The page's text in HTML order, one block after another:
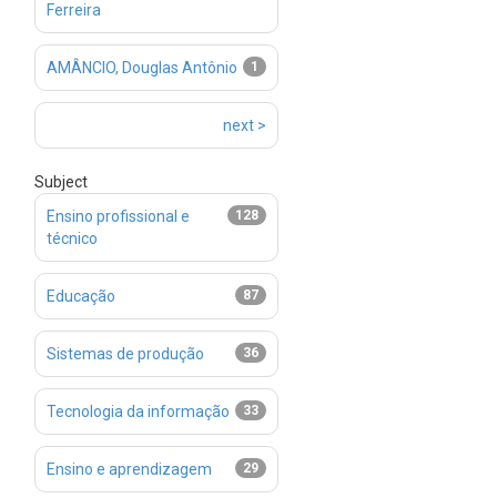
Ferreira
1
AMÂNCIO, Douglas Antônio
next >
Subject
128
Ensino profissional e
técnico
87
Educação
36
Sistemas de produção
33
Tecnologia da informação
29
Ensino e aprendizagem